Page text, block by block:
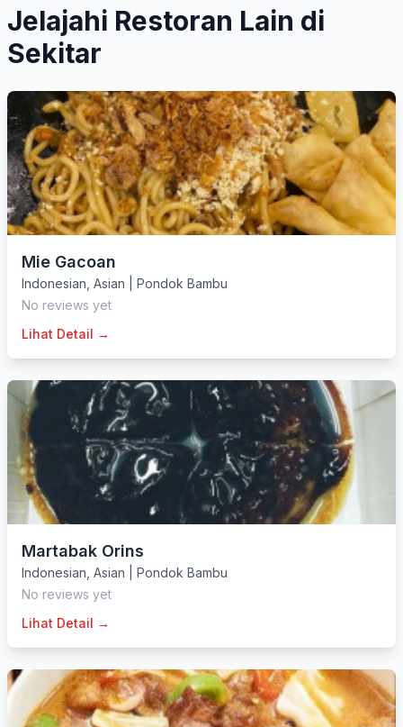
Jelajahi Restoran Lain di
Sekitar
Mie Gacoan
Indonesian Asian
Pondok Bambu
No reviews yet
Lihat Detail →
Martabak Orins
Indonesian Asian
Pondok Bambu
No reviews yet
Lihat Detail →